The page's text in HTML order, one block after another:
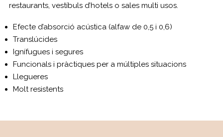
restaurants, vestíbuls d’hotels o sales multi usos.
Efecte d’absorció acústica (alfaw de 0,5 i 0,6)
Translúcides
Ignífugues i segures
Funcionals i pràctiques per a múltiples situacions
Llegueres
Molt resistents